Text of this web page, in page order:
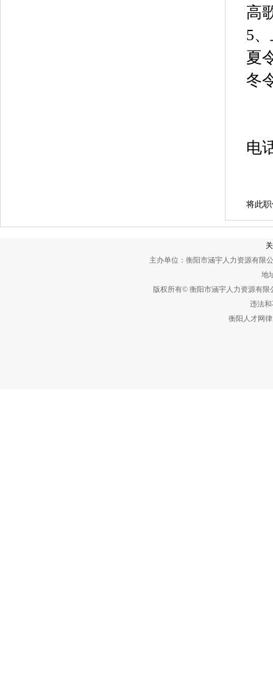
高
5
夏
冬
电
将此
主办单位：衡阳市涵宇人力资源有限
地
版权所有© 衡阳市涵宇人力资源有
违法和
衡阳人才网